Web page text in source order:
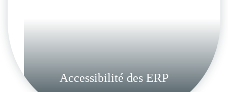
Accessibilité des ERP